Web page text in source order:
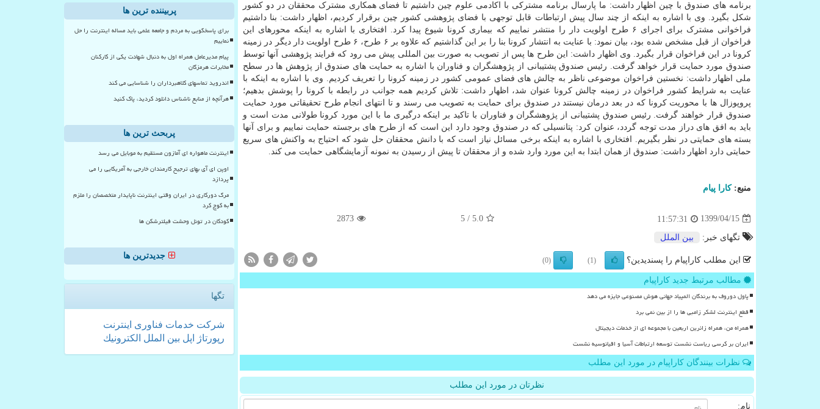
برنامه های صندوق با چین اظهار داشت: ما پارسال برنامه مشترکی با اکادمی علوم چین داشتیم تا فضای همکاری مشترک محققان در دو کشور
شکل بگیرد. وی با اشاره به اینکه از چند سال پیش ارتباطات قابل توجهی با فضای پژوهشی کشور چین برقرار کردیم، اظهار داشت: بنا داشتیم
فراخوانی مشترک برای اجرای ۶ طرح اولویت دار را منتشر نماییم که بیماری کرونا شیوع پیدا کرد. افتخاری با اشاره به اینکه محورهای این
فراخوان از قبل مشخص شده بود، بیان نمود: با عنایت به انتشار کرونا بنا را بر این گذاشتیم که علاوه بر ۶ طرح، ۶ طرح اولویت دار دیگر در زمینه
کرونا در این فراخوان قرار بگیرد. وی اظهار داشت: این طرح ها پس از تصویب به صورت بین المللی پیش می رود که فرایند پژوهشی آنها توسط
صندوق مورد حمایت قرار خواهد گرفت. رئیس صندوق پشتیبانی از پژوهشگران و فناوران با اشاره به حمایت های صندوق از پژوهش ها در سطح
ملی اظهار داشت: نخستین فراخوان موضوعی ناظر به چالش های فضای عمومی کشور در زمینه کرونا را تعریف کردیم. وی با اشاره به اینکه با
عنایت به شرایط کشور فراخوان در زمینه چالش کرونا عنوان شد، اظهار داشت: تلاش کردیم همه جوانب در رابطه با کرونا را پوشش بدهیم؛
پروپوزال ها با محوریت کرونا که در بعد درمان نیستند در صندوق برای حمایت به تصویب می رسند و تا انتهای انجام طرح تحقیقاتی مورد حمایت
صندوق قرار خواهند گرفت. رئیس صندوق پشتیبانی از پژوهشگران و فناوران با تاکید بر اینکه درگیری ما با این مورد کرونا طولانی مدت است و
باید به افق های دراز مدت توجه گردد، عنوان کرد: پتانسیلی که در صندوق وجود دارد این است که از طرح های برجسته حمایت نماییم و برای آنها
بسته های حمایتی در نظر بگیریم. افتخاری با اشاره به اینکه برخی مسائل نیاز است که با دانش محققان حل شود که احتیاج به واکنش های سریع
حمایتی دارد اظهار داشت: صندوق از همان ابتدا به این مورد وارد شده و از محققان تا پیش از رسیدن به نمونه آزمایشگاهی حمایت می کند.
منبع:كارا پیام
1399/04/15
11:57:31
5.0
/ 5
2873
تگهای خبر: بین الملل
این مطلب کاراپیام را پسندیدین؟ (1)
(0)
مطالب مرتبط جدید کاراپیام
پاول دوروف به برندگان المپیاد جهانی هوش مصنوعی جایزه می دهد
قطع اینترنت لشکر زامبی ها را از بین نمی برد
همراه من، همراه زائرین اربعین با مجموعه ای از خدمات دیجیتال
ایران بر کرسی ریاست نشست توسعه ارتباطات آسیا و اقیانوسیه نشست
نظرات بینندگان کاراپیام در مورد این مطلب
نظرتان در مورد این مطلب
نام:
پربیننده ترین ها
برای پاسخگویی به مردم و جامعه علمی باید مساله اینترنت را حل
نماییم
پیام مدیرعامل همراه اول به دنبال شهادت یکی از کارکنان
مخابرات هرمزگان
اندروید تماسهای کلاهبرداران را شناسایی می کند
هرآنچه از منابع ناشناس دانلود کردید، پاک کنید
پربحث ترین ها
اینترنت ماهواره ای آمازون مستقیم به موبایل می رسد
اوپن ای آی بهای ترجیح کارمندان خارجی به آمریکایی را می
پردازد
مرگ دورکاری در ایران وقتی اینترنت ناپایدار متخصصان را ملزم
به کوچ کرد
کودکان در تونل وحشت فیلترشکن ها
جدیدترین ها
تگها
شركت خدمات فناوری اینترنت
رپورتاژ
اپل بین الملل الكترونیك